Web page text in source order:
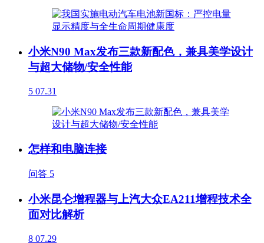
小米N90 Max发布三款新配色，兼具美学设计
与超大储物/安全性能
5 07.31
怎样和电脑连接
问答 5
小米昆仑增程器与上汽大众EA211增程技术全
面对比解析
8 07.29